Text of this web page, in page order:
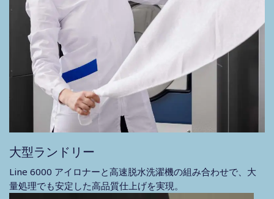
大型ランドリー
Line 6000 アイロナーと高速脱水洗濯機の組み合わせで、大
量処理でも安定した高品質仕上げを実現。